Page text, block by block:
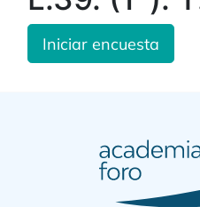
Iniciar encuesta